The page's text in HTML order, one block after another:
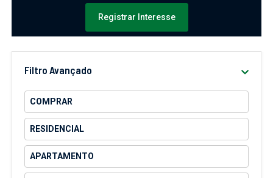
Registrar Interesse
Filtro Avançado